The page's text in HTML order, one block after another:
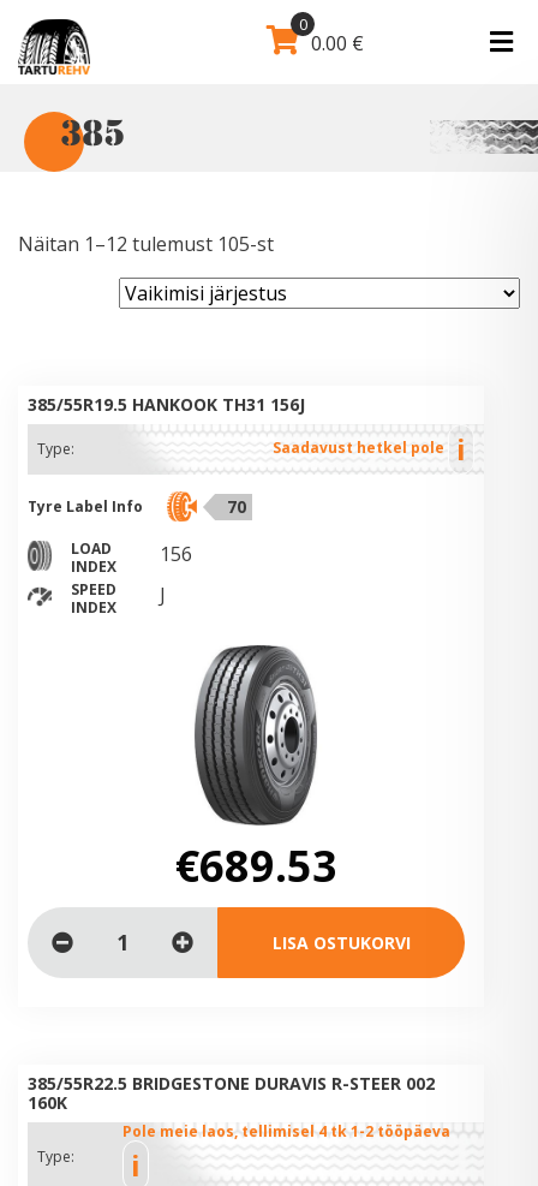
0.00 €
0
385
Näitan 1–12 tulemust 105-st
385/55R19.5 HANKOOK TH31 156J
Type: Saadavust hetkel pole i
Tyre Label Info 70
LOAD
INDEX
156
SPEED
INDEX
J
€689.53
LISA OSTUKORVI
385/55R22.5 BRIDGESTONE DURAVIS R-STEER 002
160K
Type:
Pole meie laos, tellimisel 4 tk 1-2 tööpäeva
i